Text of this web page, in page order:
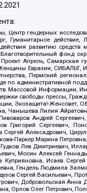
Центр гендерных
действие,
развитию
Апрель,
Евразии, СИБАЛЬТ,
Пермский
административной
Массовой Информации,
свободы прессы,
Экозащита!-Женсовет,
Лилия
Андрей
Сергеевич,
Алексадрович,
Паркер Марина
Лев Дмитриевич,
Мосин Алексей
Исаев
Гендель Людмила
Сергей Васильевич,
Добровольская
Орлов Олег Петрович,